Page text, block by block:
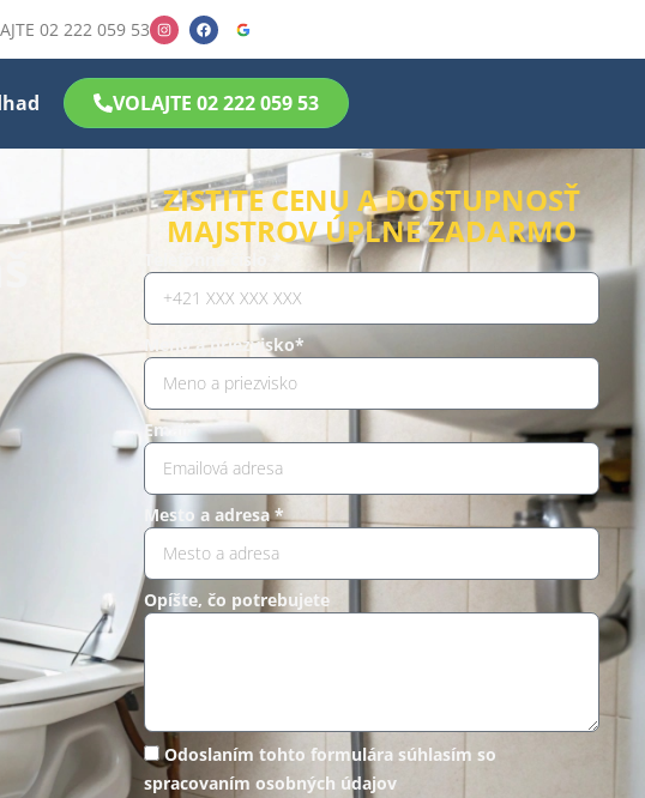
02 222 059 53
VOLAJTE 02 222 059 53
ZISTITE CENU A DOSTUPNOSŤ
MAJSTROV ÚPLNE ZADARMO
Telefónne číslo *
Meno a priezvisko*
Email*
Mesto a adresa *
Opíšte, čo potrebujete
Odoslaním tohto formulára súhlasím so
spracovaním osobných údajov